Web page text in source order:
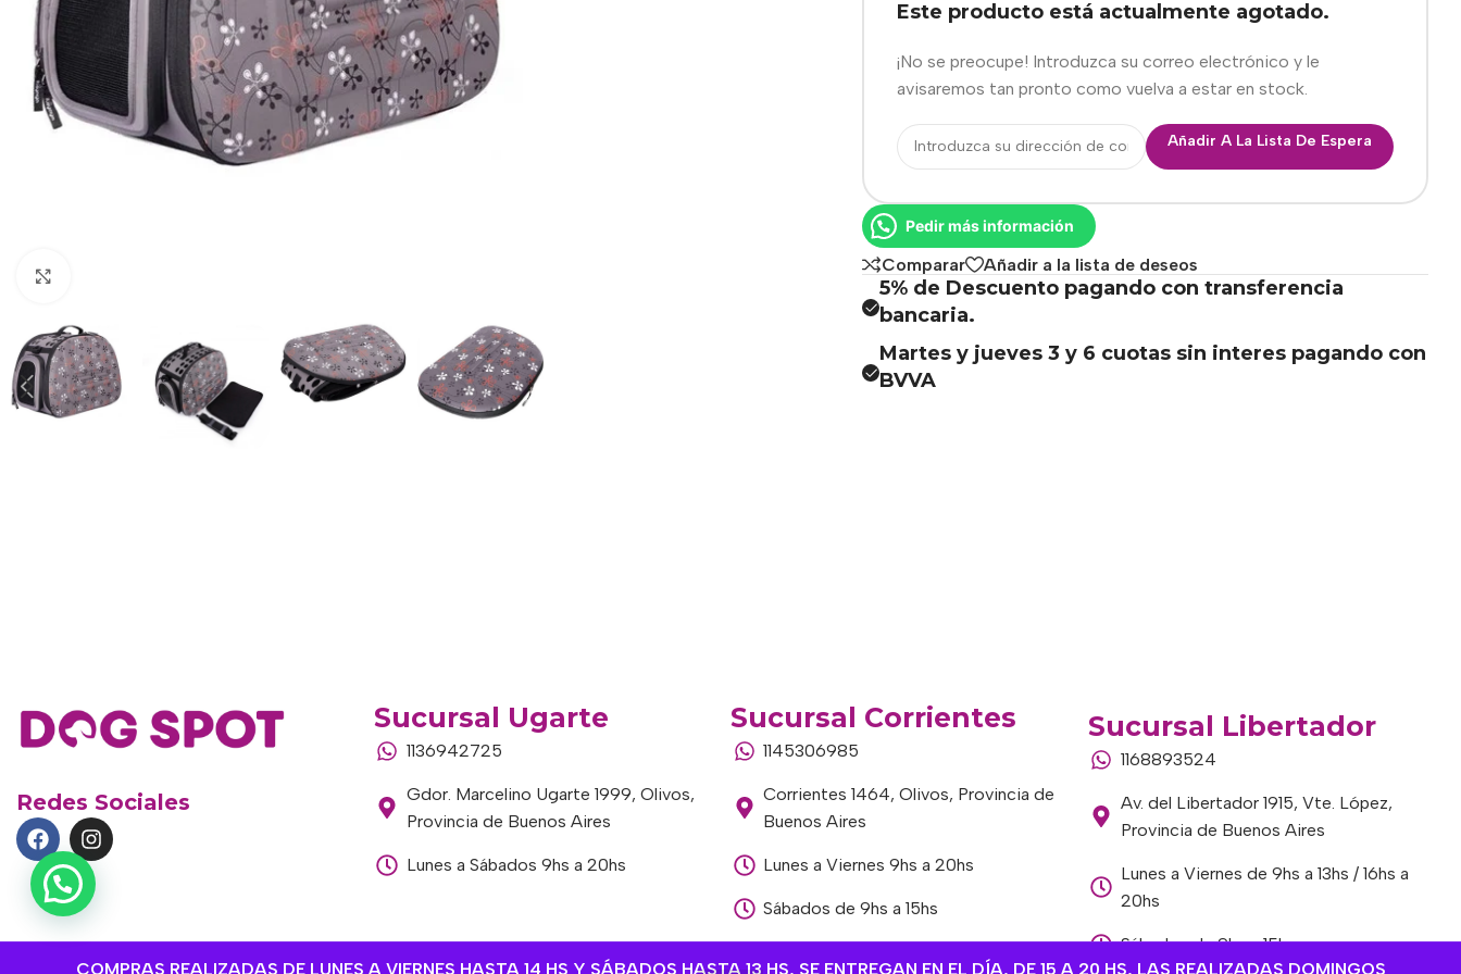
COMPRAS REALIZADAS DE LUNES A VIERNES HASTA 14 HS Y SÁBADOS HASTA 13 HS, SE ENTREGAN EN EL DÍA, DE 15 A 20 HS, LAS REALIZADAS DOMINGOS
Este producto está actualmente agotado.
¡No se preocupe! Introduzca su correo electrónico y le
avisaremos tan pronto como vuelva a estar en stock.
Añadir A La Lista De Espera
Pedir más información
Comparar Añadir a la lista de deseos
5% de Descuento pagando con transferencia
bancaria.
Martes y jueves 3 y 6 cuotas sin interes pagando con
BVVA
Redes Sociales
Sucursal Ugarte
1136942725
Gdor. Marcelino Ugarte 1999, Olivos,
Provincia de Buenos Aires
Lunes a Sábados 9hs a 20hs
Sucursal Corrientes
1145306985
Corrientes 1464, Olivos, Provincia de
Buenos Aires
Lunes a Viernes 9hs a 20hs
Sábados de 9hs a 15hs
Sucursal Libertador
1168893524
Av. del Libertador 1915, Vte. López,
Provincia de Buenos Aires
Lunes a Viernes de 9hs a 13hs / 16hs a
20hs
Sábados de 9hs a 15hs